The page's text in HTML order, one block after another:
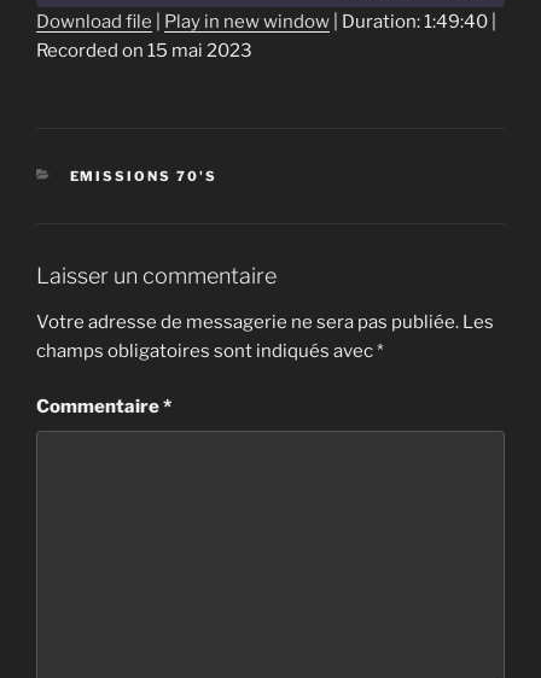
SHARE
Download file Play in new window Duration: 1:49:40
Recorded on 15 mai 2023
CATÉGORIES
EMISSIONS 70'S
Laisser un commentaire
Votre adresse de messagerie ne sera pas publiée. Les
champs obligatoires sont indiqués avec*
Commentaire*